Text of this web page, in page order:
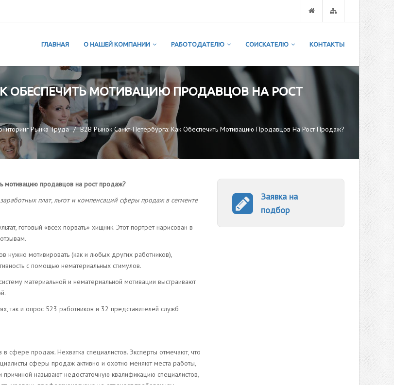
ГЛАВНАЯ О НАШЕЙ КОМПАНИИ РАБОТОДАТЕЛЮ СОИСКАТЕЛЮ КОНТАКТЫ
ОБЕСПЕЧИТЬ МОТИВАЦИЮ ПРОДАВЦОВ НА РОСТ
Рынка Труда B2B Рынок Санкт-Петербурга: Как Обеспечить Мотивацию Продавцов На Рост Продаж?
мотивацию продавцов на рост продаж?
плат, льгот и компенсаций сферы продаж в сегменте
готовый «всех порвать» хищник. Этот портрет нарисован в
нужно мотивировать (как и любых других работников),
с помощью нематериальных стимулов.
материальной и нематериальной мотивации выстраивают
так и опрос 523 работников и 32 представителей служб
сфере продаж. Нехватка специалистов. Эксперты отмечают, что
сферы продаж активно и охотно меняют места работы,
называют недостаточную квалификацию специалистов,
Заявка на
подбор